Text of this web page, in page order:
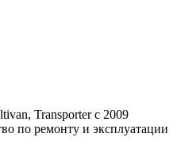
Transporter с 2009
по ремонту и эксплуатации